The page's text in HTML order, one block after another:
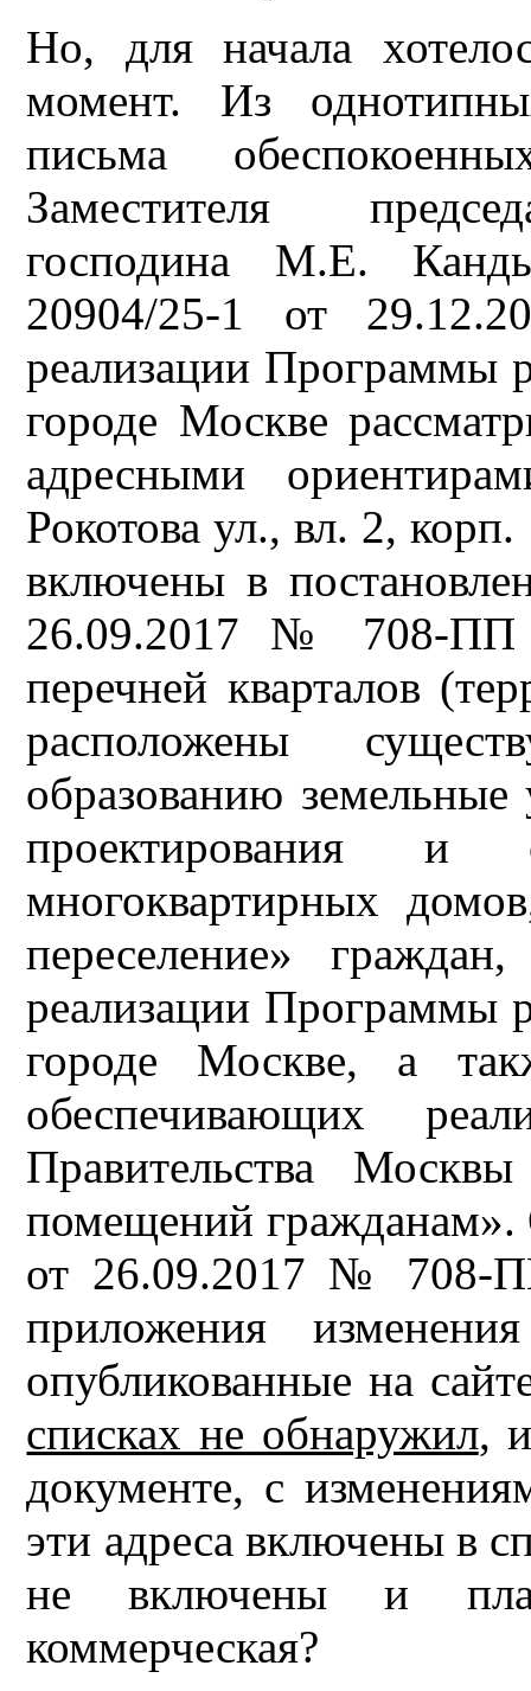
Но, для начала
момент. Из
письма
Заместителя
господина М.Е.
20904/25-1 от
реализации Программы
городе Москве
адресными
Рокотова ул., вл. 2,
включены в
26.09.2017 № 708-ПП
перечней кварталов
расположены
образованию земельные
проектирования и
многоквартирных
переселение»
реализации Программы
городе Москве, а
обеспечивающих
Правительства
помещений гражданам».
от 26.09.2017 № 708-
приложения
опубликованные на
списках не обнаружил,
документе, с
эти адреса включены в
не включены и
коммерческая?